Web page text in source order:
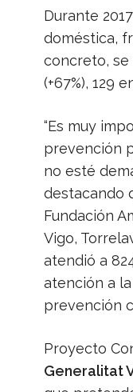
Durante
doméstica,
concreto, se
(+67%), 129
“Es muy
prevención
no esté
destacando
Fundación
Vigo,
atendió a
atención a
prevención
Proyecto
Generalitat